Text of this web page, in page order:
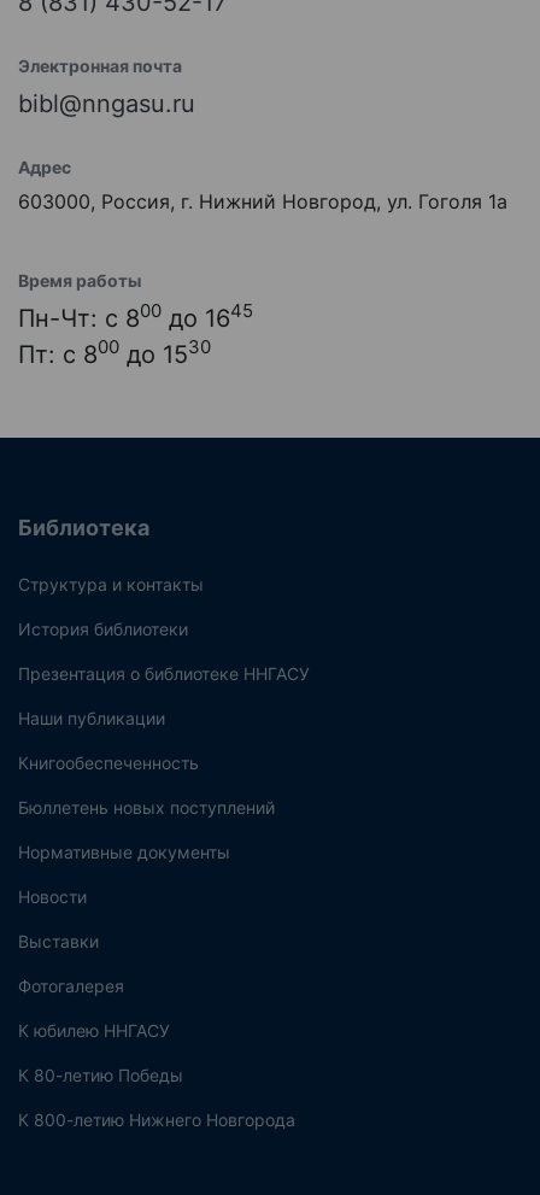
Электронная почта
bibl@nngasu.ru
Адрес
603000, Россия, г. Нижний Новгород, ул. Гоголя 1а
Время работы
Пн-Чт: с 800 до 1645
Пт: с 800 до 1530
Библиотека
Структура и контакты
История библиотеки
Презентация о библиотеке ННГАСУ
Наши публикации
Книгообеспеченность
Бюллетень новых поступлений
Нормативные документы
Новости
Выставки
Фотогалерея
К юбилею ННГАСУ
К 80-летию Победы
К 800-летию Нижнего Новгорода